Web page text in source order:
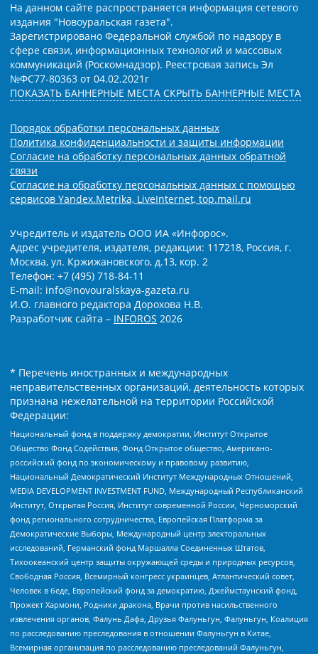
На данном сайте распространяется информация сетевого
издания "Новоуральская газета".
Зарегистрировано Федеральной службой по надзору в
сфере связи, информационных технологий и массовых
коммуникаций (Роскомнадзор). Реестровая запись Эл
№ФС77-80363 от 04.02.2021г
ПОКАЗАТЬ БАННЕРНЫЕ МЕСТА СКРЫТЬ БАННЕРНЫЕ МЕСТА
Порядок обработки персональных данных
Политика конфиденциальности и защиты информации
Согласие на обработку персональных данных обратной
связи
Согласие на обработку персональных данных с помощью
сервисов Yandex.Metrika, LiveInternet, top.mail.ru
Учредитель и издатель ООО ИА «Инфорос».
Адрес учредителя, издателя, редакции: 117218, Россия, г.
Москва, ул. Кржижановского, д.13, кор. 2
Телефон: +7 (495) 718-84-11
E-mail: info@novouralskaya-gazeta.ru
И.О. главного редактора Дорохова Н.В.
Разработчик сайта – INFOROS 2026
* Перечень иностранных и международных
неправительственных организаций, деятельность которых
признана нежелательной на территории Российской
Федерации:
Национальный фонд в поддержку демократии, Институт Открытое
Общество Фонд Содействия, Фонд Открытое общество, Американо-
российский фонд по экономическому и правовому развитию,
Национальный Демократический Институт Международных Отношений,
MEDIA DEVELOPMENT INVESTMENT FUND, Международный Республиканский
Институт, Открытая Россия, Институт современной России, Черноморский
фонд регионального сотрудничества, Европейская Платформа за
Демократические Выборы, Международный центр электоральных
исследований, Германский фонд Маршалла Соединенных Штатов,
Тихоокеанский центр защиты окружающей среды и природных ресурсов,
Свободная Россия, Всемирный конгресс украинцев, Атлантический совет,
Человек в беде, Европейский фонд за демократию, Джеймстаунский фонд,
Прожект Хармони, Родники дракона, Врачи против насильственного
извлечения органов, Фалунь Дафа, Друзья Фалуньгун, Фалуньгун, Коалиция
по расследованию преследования в отношении Фалуньгун в Китае,
Всемирная организация по расследованию преследований Фалуньгун,